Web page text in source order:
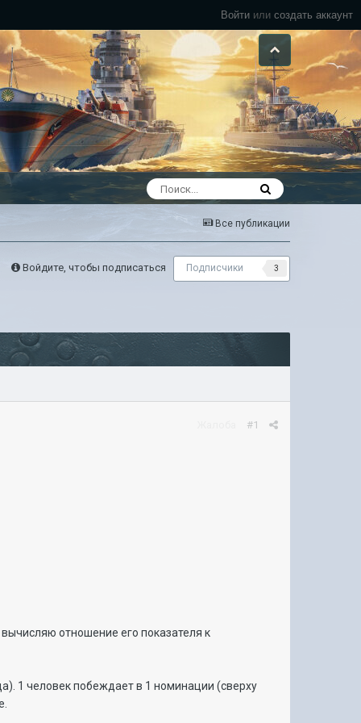
Войти или создать аккаунт
Все публикации
Войдите, чтобы подписаться Подписчики 3
#1
отношение его показателя к
1 человек побеждает в 1 номинации (сверху